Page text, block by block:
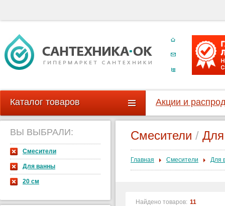
Каталог товаров Акции и
ВЫ ВЫБРАЛИ:
Смесители
Для ванны
20 см
Смесители /
Главная Смесители Для
Найдено товаров: 11